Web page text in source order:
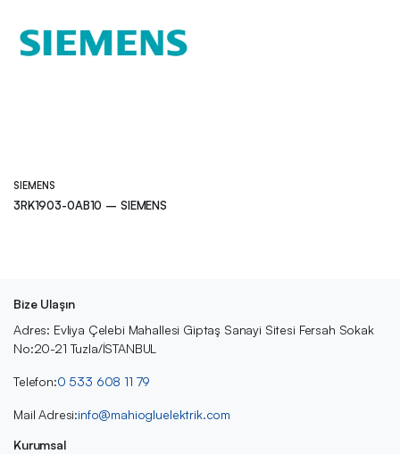
SIEMENS
3RK1903-0AB10 – SIEMENS
Bize Ulaşın
Adres: Evliya Çelebi Mahallesi Giptaş Sanayi Sitesi Fersah Sokak
No:20-21 Tuzla/İSTANBUL
Telefon:0 533 608 11 79
Mail Adresi:info@mahiogluelektrik.com
Kurumsal